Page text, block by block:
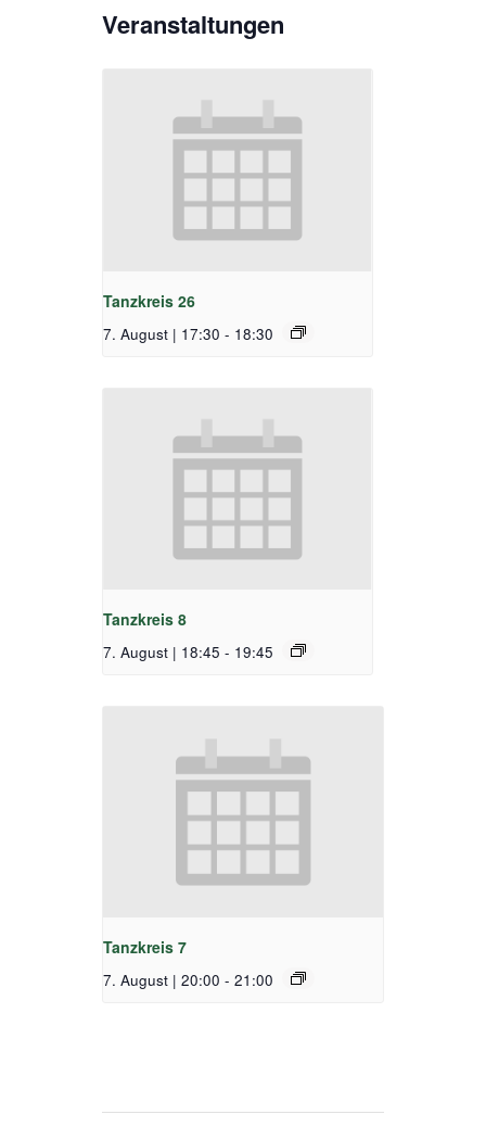
Veranstaltungen
Tanzkreis 26
7. August | 17:30 - 18:30
Tanzkreis 8
7. August | 18:45 - 19:45
Tanzkreis 7
7. August | 20:00 - 21:00